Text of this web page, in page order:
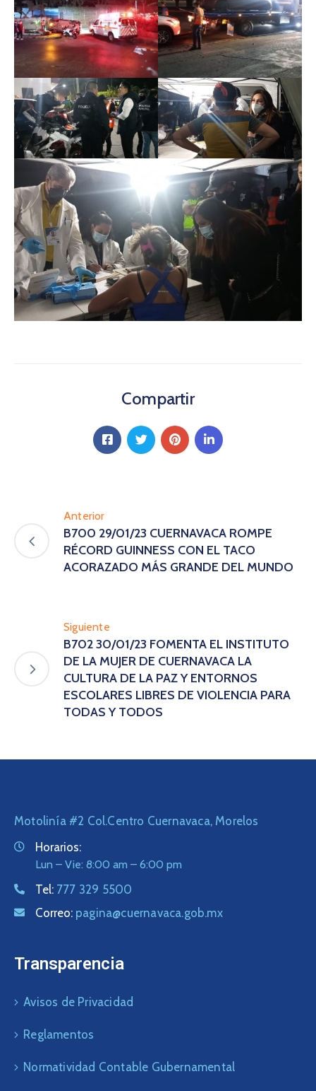
Compartir
Anterior
B700 29/01/23 CUERNAVACA ROMPE
RÉCORD GUINNESS CON EL TACO
ACORAZADO MÁS GRANDE DEL MUNDO
Siguiente
B702 30/01/23 FOMENTA EL INSTITUTO
DE LA MUJER DE CUERNAVACA LA
CULTURA DE LA PAZ Y ENTORNOS
ESCOLARES LIBRES DE VIOLENCIA PARA
TODAS Y TODOS
Motolinía #2 Col.Centro Cuernavaca, Morelos
Horarios:
Lun – Vie: 8:00 am – 6:00 pm
Tel: 777 329 5500
Correo: pagina@cuernavaca.gob.mx
Transparencia
Avisos de Privacidad
Reglamentos
Normatividad Contable Gubernamental